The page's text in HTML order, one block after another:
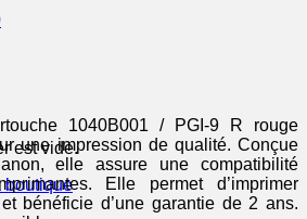
est vide.
boutique
1040B001 / PGI-9 R rouge
une impression de qualité. Conçue
elle assure une compatibilité
Elle permet d’imprimer
bénéficie d’une garantie de 2 ans.